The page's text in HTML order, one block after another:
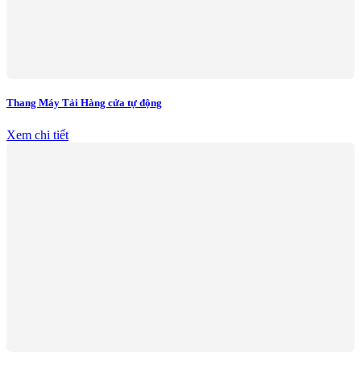
Thang Máy Tải Hàng cửa tự động
Xem chi tiết